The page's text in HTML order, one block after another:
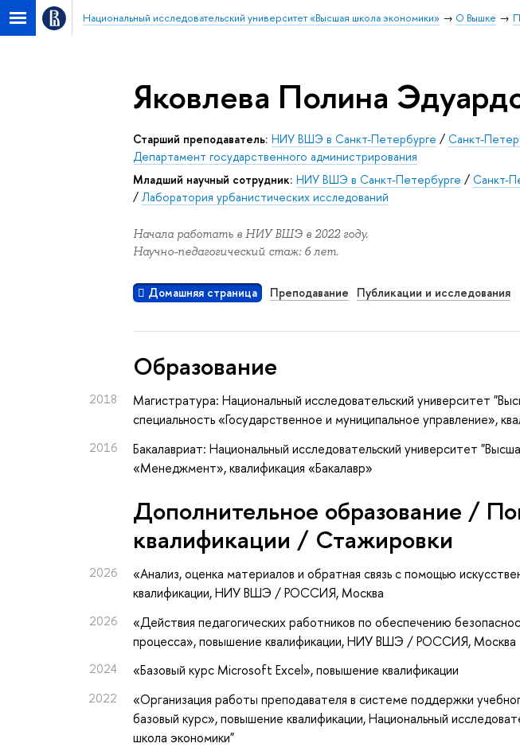
Национальный исследовательский университет «Высшая школа экономики» О Вышке
Яковлева Полина
Старший преподаватель: НИУ ВШЭ в Санкт-Петербурге / Санкт-
Департамент государственного администрирования
Младший научный сотрудник: НИУ ВШЭ в Санкт-Петербурге / Санкт-
/ Лаборатория урбанистических исследований
Начала работать в НИУ ВШЭ в 2022 году.
Научно-педагогический стаж: 6 лет.
Домашняя страница Преподавание Публикации и исследования
Oбразование
2018
Магистратура: Национальный исследовательский университет
специальность «Государственное и муниципальное управление»,
2016
Бакалавриат: Национальный исследовательский университет
«Менеджмент», квалификация «Бакалавр»
Дополнительное образование /
квалификации / Стажировки
2026 «Анализ, оценка материалов и обратная связь с помощью
квалификации, НИУ ВШЭ / РОССИЯ, Москва
2026
«Действия педагогических работников по обеспечению
процесса», повышение квалификации, НИУ ВШЭ / РОССИЯ, Москва
2024 «Базовый курс Microsoft Excel», повышение квалификации
2022
«Организация работы преподавателя в системе поддержки
базовый курс», повышение квалификации, Национальный
школа экономики"